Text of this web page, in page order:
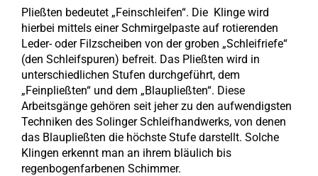
Pließten bedeutet „Feinschleifen“. Die Klinge wird
hierbei mittels einer Schmirgelpaste auf rotierenden
Leder- oder Filzscheiben von der groben „Schleifriefe“
(den Schleifspuren) befreit. Das Pließten wird in
unterschiedlichen Stufen durchgeführt, dem
„Feinpließten“ und dem „Blaupließten“. Diese
Arbeitsgänge gehören seit jeher zu den aufwendigsten
Techniken des Solinger Schleifhandwerks, von denen
das Blaupließten die höchste Stufe darstellt. Solche
Klingen erkennt man an ihrem bläulich bis
regenbogenfarbenen Schimmer.